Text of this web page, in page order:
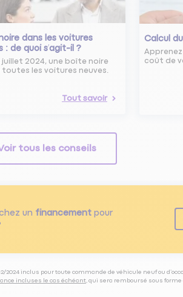
dans les voitures
: de quoi s’agit-il ?
juillet 2024, une boîte noire
toutes les voitures neuves.
Tout savoir
Calcul
coût de
tous les conseils
un financementpour
2024 inclus pour toute commande de véhicule neuf ou
incluses le cas échéant , qui sera remboursé sous